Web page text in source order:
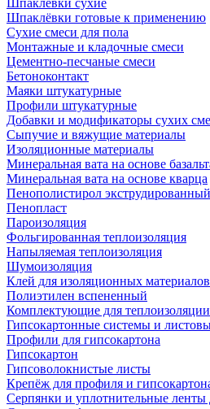
Шпаклёвки сухие
Шпаклёвки готовые к применению
Сухие смеси для пола
Монтажные и кладочные смеси
Цементно-песчаные смеси
Бетоноконтакт
Маяки штукатурные
Профили штукатурные
Добавки и модификаторы сухих
Сыпучие и вяжущие материалы
Изоляционные материалы
Минеральная вата на основе
Минеральная вата на основе кварца
Пенополистирол экструдированный
Пенопласт
Пароизоляция
Фольгированная теплоизоляция
Напыляемая теплоизоляция
Шумоизоляция
Клей для изоляционных материалов
Полиэтилен вспененный
Комплектующие для теплоизоляции
Гипсокартонные системы и
Профили для гипсокартона
Гипсокартон
Гипсоволокнистые листы
Крепёж для профиля и
Серпянки и уплотнительные ленты